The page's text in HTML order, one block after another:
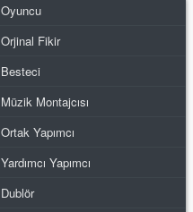
Oyuncu
Orjinal Fikir
Besteci
Müzik Montajcısı
Ortak Yapımcı
Yardımcı Yapımcı
Dublör